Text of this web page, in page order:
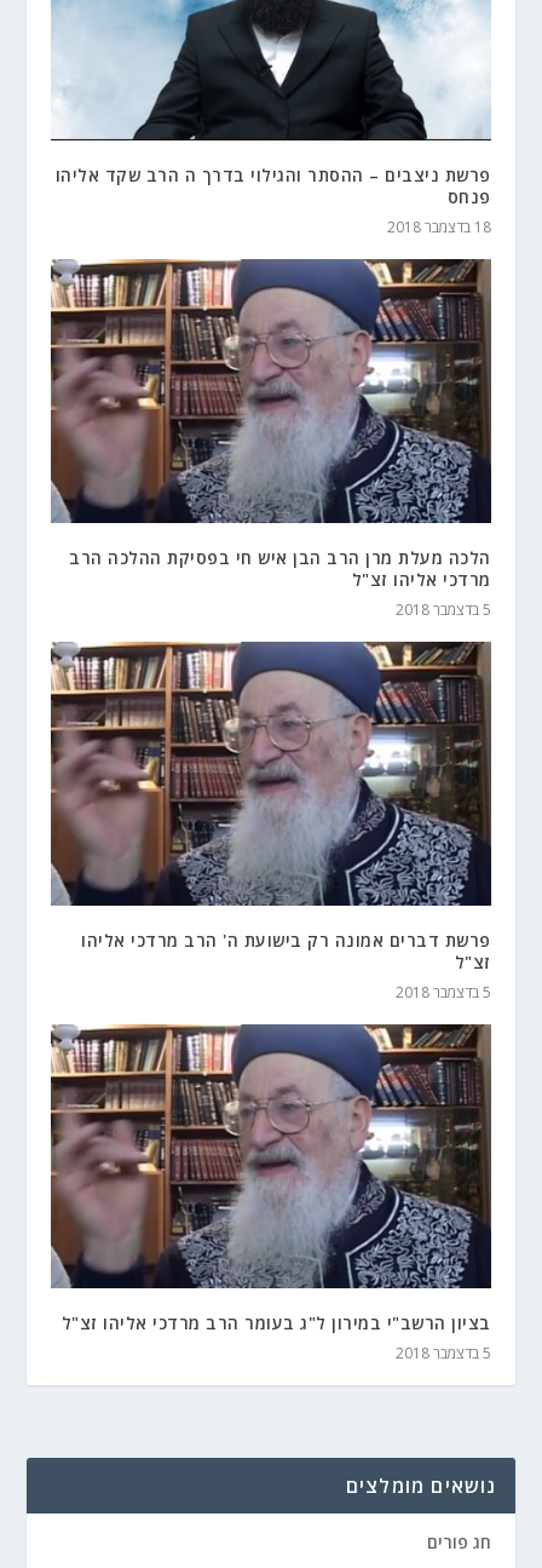
פרשת ניצבים – ההסתר והגילוי בדרך ה הרב שקד אליהו
פנחס
18 בדצמבר 2018
הלכה מעלת מרן הרב הבן איש חי בפסיקת ההלכה הרב
מרדכי אליהו זצ"ל
5 בדצמבר 2018
פרשת דברים אמונה רק בישועת ה' הרב מרדכי אליהו
זצ"ל
5 בדצמבר 2018
בציון הרשב"י במירון ל"ג בעומר הרב מרדכי אליהו זצ"ל
5 בדצמבר 2018
נושאים מומלצים
חג פורים